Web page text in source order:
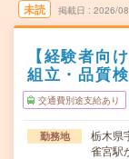
未読 掲載日 2026/
【経験者向
組立・品質
交通費別途支給あり
勤務地
栃木県
雀宮駅